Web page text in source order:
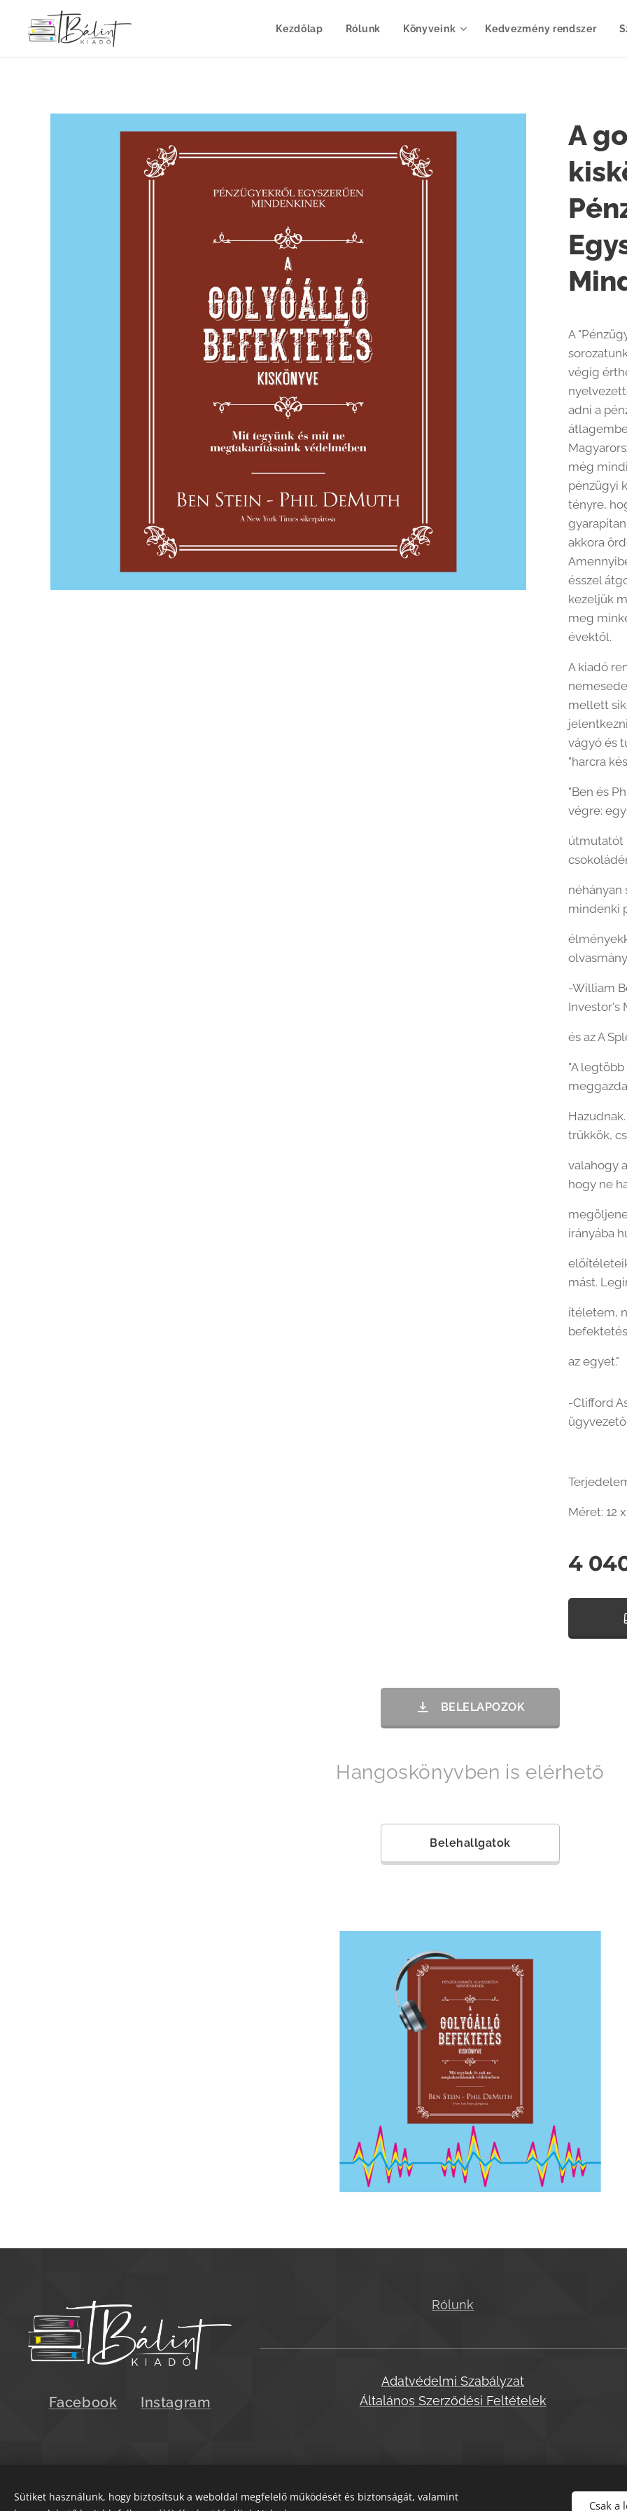
Kezdőlap Rólunk Könyveink Kedvezmény rendszer
A
A
végig
adni a
még
pénzügyi
tényre,
akkora
ésszel
kezeljük
meg
évektől.
A kiadó
mellett
vágyó és
"harcra
"Ben és
végre:
útmutatót
néhányan
mindenki
-William
Investor's
és az A
"A
trükkök,
valahogy
hogy ne
irányába
mást.
ítéletem,
az egyet."
-Clifford
Méret: 12
4
BELELAPOZOK
Hangoskönyvben is elérhető
Belehallgatok
Facebook Instagram
Rólunk
Adatvédelmi Szabályzat
Általános Szerződési Feltételek
Sütiket használunk, hogy biztosítsuk a weboldal megfelelő működését és biztonságát, valamint
Csak a